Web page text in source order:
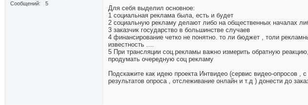
Сообщений
5
Для себя выделил основное:
1 социальная реклама была, есть и будет
2 социальную рекламу делают либо на общественных началах
3 заказчик государство в большинстве случаев
4 финансирование четко не понятно. то ли бюджет , толи
известность ....
5 При трансляции соц.рекламы важно измерить обратную
продумать очередную соц рекламу
Подскажите как идею проекта Интвидео (сервис видео-опросов ,
результатов опроса , отслеживание онлайн и т.д ) донести до